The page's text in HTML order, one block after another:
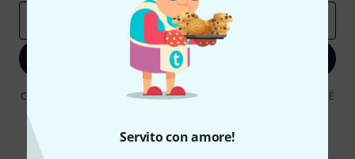
Servito con amore!
Iscriviti ora
Cliccando su "Iscriviti ora", lei accetta di ricevere pubblicità via e-mail. È
ulteriori informazioni sulla newsletter nelle nostre linee guida per la
protezione dei dati data protection guideline